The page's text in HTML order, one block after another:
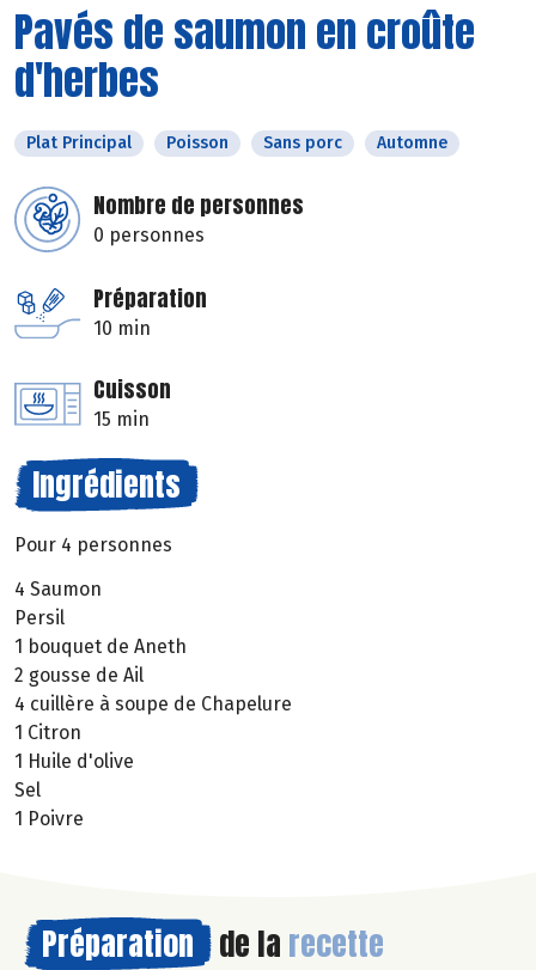
Pavés de saumon en croûte
d'herbes
Plat Principal Poisson Sans porc Automne
Nombre de personnes
0 personnes
Préparation
10 min
Cuisson
15 min
Ingrédients
Pour 4 personnes
4 Saumon
Persil
1 bouquet de Aneth
2 gousse de Ail
4 cuillère à soupe de Chapelure
1 Citron
1 Huile d'olive
Sel
1 Poivre
Préparation de la recette